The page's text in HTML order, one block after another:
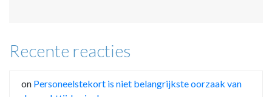
Recente reacties
on Personeelstekort is niet belangrijkste oorzaak van